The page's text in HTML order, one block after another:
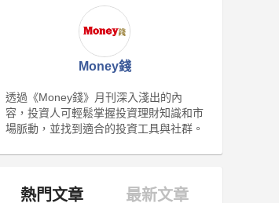
Money錢
透過《Money錢》月刊深入淺出的內
容，投資人可輕鬆掌握投資理財知識和市
場脈動，並找到適合的投資工具與社群。